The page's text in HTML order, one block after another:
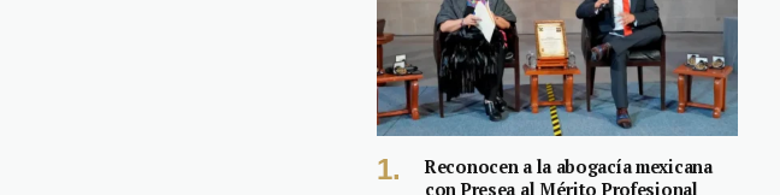
Reconocen a la abogacía mexicana
con Presea al Mérito Profesional